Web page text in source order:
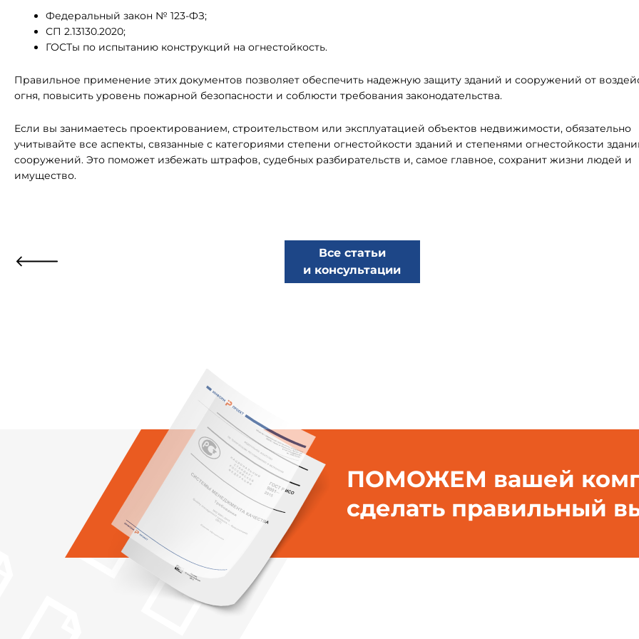
Федеральный закон № 123-ФЗ;
СП 2.13130.2020;
ГОСТы по испытанию конструкций на огнестойкость.
Правильное применение этих документов позволяет обеспечить надежную защиту зданий и сооружений от
огня, повысить уровень пожарной безопасности и соблюсти требования законодательства.
Если вы занимаетесь проектированием, строительством или эксплуатацией объектов недвижимости, обязательно
учитывайте все аспекты, связанные с категориями степени огнестойкости зданий и степенями огнестойкости
сооружений. Это поможет избежать штрафов, судебных разбирательств и, самое главное, сохранит жизни людей и
имущество.
Все статьи
и консультации
ПОМОЖЕМ вашей
сделать правильный